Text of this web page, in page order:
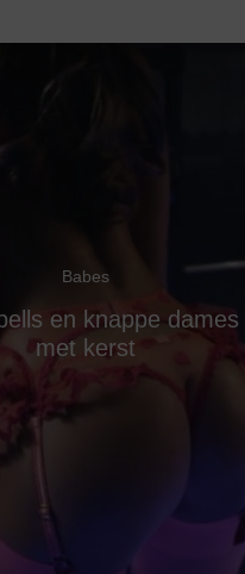
Babes
en knappe dames
met kerst